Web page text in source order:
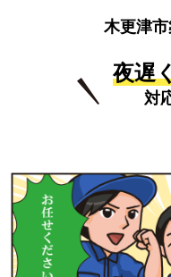
木更津
夜遅
対